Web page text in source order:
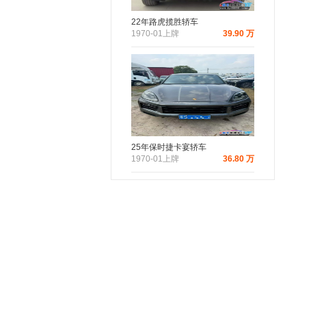
22年路虎揽胜轿车
1970-01上牌
39.90 万
25年保时捷卡宴轿车
1970-01上牌
36.80 万